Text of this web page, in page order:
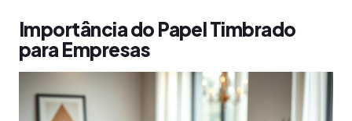
Importância do Papel Timbrado
para Empresas